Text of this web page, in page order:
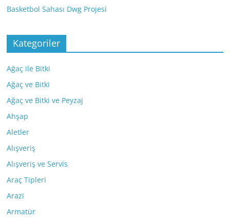
Basketbol Sahası Dwg Projesi
Kategoriler
Ağaç ile Bitki
Ağaç ve Bitki
Ağaç ve Bitki ve Peyzaj
Ahşap
Aletler
Alışveriş
Alışveriş ve Servis
Araç Tipleri
Arazi
Armatür